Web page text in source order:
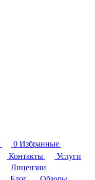
0 Избранные
Контакты
Услуги
Лицензии